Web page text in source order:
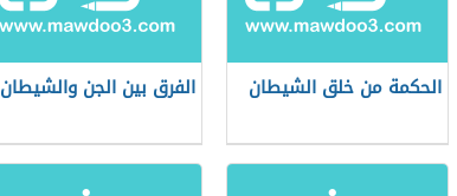
الحكمة من خلق الشيطان الفرق بين الجن والشيطان